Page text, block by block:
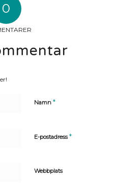
0
Namn *
E-postadress*
Webbplats